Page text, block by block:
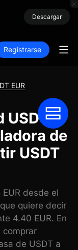
Descargar
Registrarse
EUR
USDT
de
USDT
desde el
quiere decir
4.40 EUR. En
comprar
de USDT a